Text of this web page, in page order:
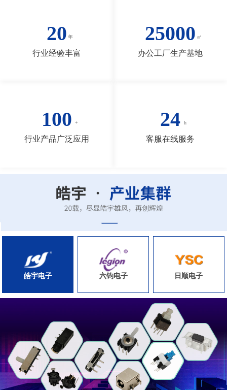
20
行业经验丰富
25000
办公工厂生产基地
100
行业产品广泛应用
24
客服在线服务
皓宇电子 六钧电子 日顺电子